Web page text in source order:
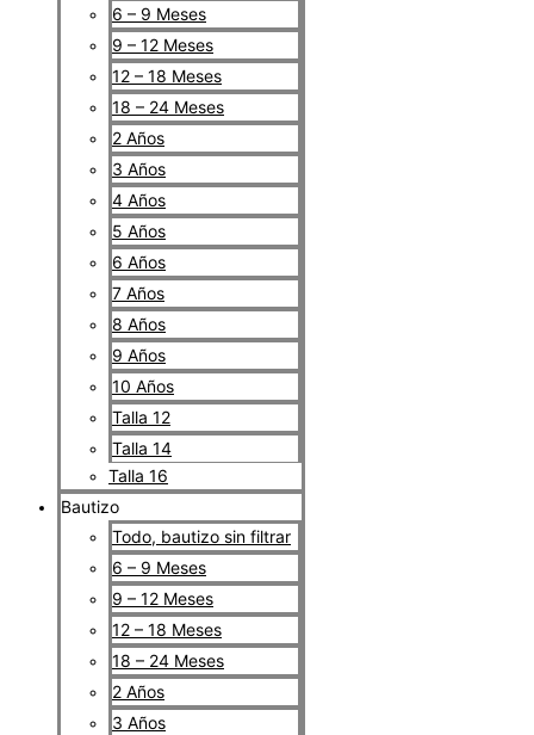
6 – 9 Meses
9 – 12 Meses
12 – 18 Meses
18 – 24 Meses
2 Años
3 Años
4 Años
5 Años
6 Años
7 Años
8 Años
9 Años
10 Años
Talla 12
Talla 14
Talla 16
Bautizo
Todo, bautizo sin filtrar
6 – 9 Meses
9 – 12 Meses
12 – 18 Meses
18 – 24 Meses
2 Años
3 Años